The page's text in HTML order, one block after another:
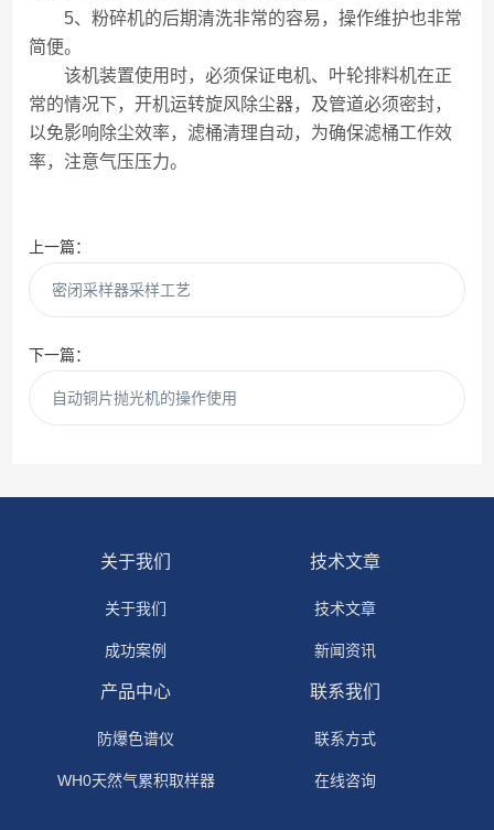
5、粉碎机的后期清洗非常的容易，操作维护也非常
简便。
该机装置使用时，必须保证电机、叶轮排料机在正
常的情况下，开机运转旋风除尘器，及管道必须密封，
以免影响除尘效率，滤桶清理自动，为确保滤桶工作效
率，注意气压压力。
上一篇：
密闭采样器采样工艺
下一篇：
自动铜片抛光机的操作使用
关于我们
关于我们
成功案例
技术文章
技术文章
新闻资讯
产品中心
防爆色谱仪
WH0天然气累积取样器
联系我们
联系方式
在线咨询